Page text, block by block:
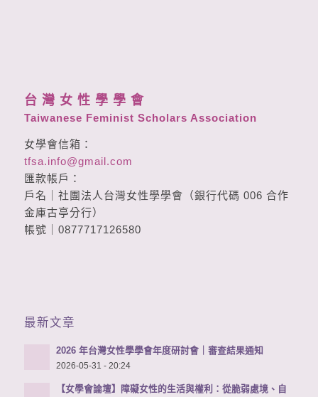
台 灣 女 性 學 學 會
Taiwanese Feminist Scholars Association
女學會信箱：
tfsa.info@gmail.com
匯款帳戶：
戶名｜社團法人台灣女性學學會（銀行代碼 006 合作
金庫古亭分行）
帳號｜0877717126580
最新文章
2026 年台灣女性學學會年度研討會｜審查結果通知
2026-05-31 - 20:24
【女學會論壇】障礙女性的生活與權利：從脆弱處境、自